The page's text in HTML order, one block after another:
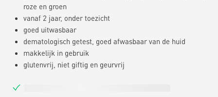
roze en groen
vanaf 2 jaar, onder toezicht
goed uitwasbaar
dematologisch getest, goed afwasbaar van de huid
makkelijk in gebruik
glutenvrij, niet giftig en geurvrij